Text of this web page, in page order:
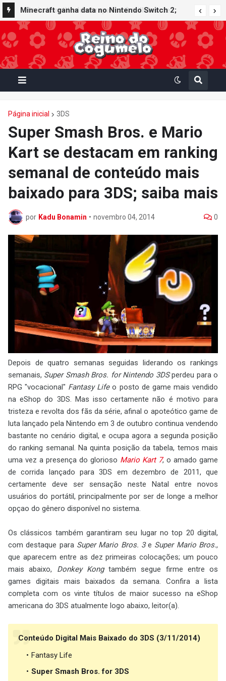
Minecraft ganha data no Nintendo Switch 2;
Super Mario Mash-Up receberá atualização
gráfica exclusiva
Página inicial 3DS
Super Smash Bros. e Mario
Kart se destacam em ranking
semanal de conteúdo mais
baixado para 3DS; saiba mais
por Kadu Bonamin • novembro 04, 2014 0
Depois de quatro semanas seguidas liderando os rankings
semanais, Super Smash Bros. for Nintendo 3DSperdeu para o
RPG "vocacional" Fantasy Lifeo posto de game mais vendido
na eShop do 3DS. Mas isso certamente não é motivo para
tristeza e revolta dos fãs da série, afinal o apoteótico game de
luta lançado pela Nintendo em 3 de outubro continua vendendo
bastante no cenário digital, e ocupa agora a segunda posição
do ranking semanal. Na quinta posição da tabela, temos mais
uma vez a presença do glorioso Mario Kart 7, o amado game
de corrida lançado para 3DS em dezembro de 2011, que
certamente deve ser sensação neste Natal entre novos
usuários do portátil, principalmente por ser de longe a melhor
opçao do gênero disponível no sistema.
Os clássicos também garantiram seu lugar no top 20 digital,
com destaque para Super Mario Bros. 3e Super Mario Bros.,
que aparecem entre as dez primeiras colocações; um pouco
mais abaixo, Donkey Kongtambém segue firme entre os
games digitais mais baixados da semana. Confira a lista
completa com os vinte títulos de maior sucesso na eShop
americana do 3DS atualmente logo abaixo, leitor(a).
Conteúdo Digital Mais Baixado do 3DS (3/11/2014)
Fantasy Life
Super Smash Bros. for 3DS